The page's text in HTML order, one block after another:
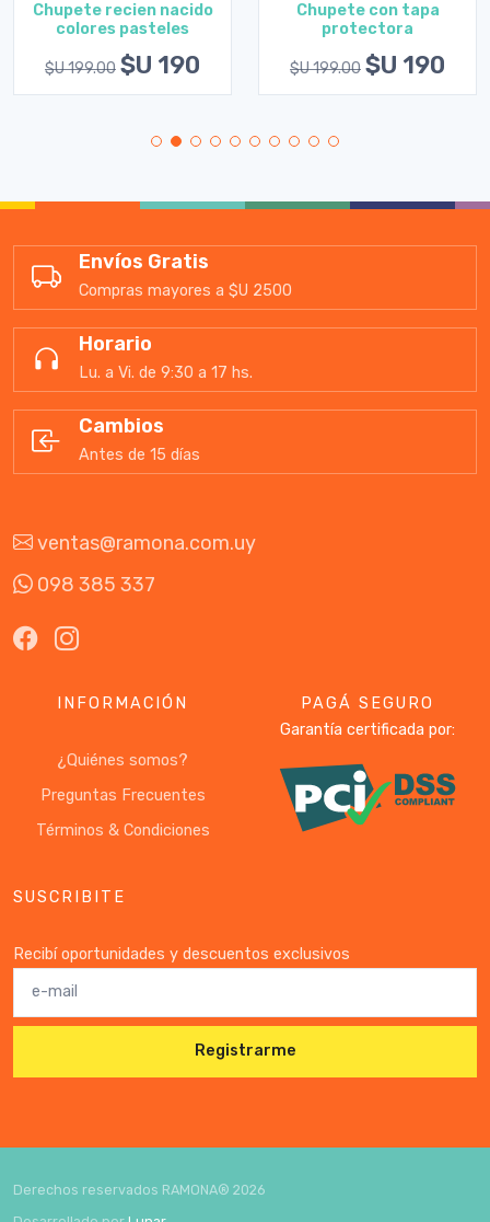
Chupete recien nacido
colores pasteles
$U 199.00 $U 190
Chupete con tapa
protectora
$U 199.00 $U 190
Envíos Gratis
Compras mayores a $U 2500
Horario
Lu. a Vi. de 9:30 a 17 hs.
Cambios
Antes de 15 días
ventas@ramona.com.uy
098 385 337
INFORMACIÓN
¿Quiénes somos?
Preguntas Frecuentes
Términos & Condiciones
PAGÁ SEGURO
Garantía certificada por:
SUSCRIBITE
Recibí oportunidades y descuentos exclusivos
Registrarme
Derechos reservados RAMONA® 2026